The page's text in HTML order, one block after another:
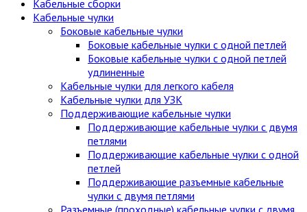
Кабельные сборки
Кабельные чулки
Боковые кабельные чулки
Боковые кабельные чулки с одной петлей
Боковые кабельные чулки с одной петлей
удлиненные
Кабельные чулки для легкого кабеля
Кабельные чулки для УЗК
Поддерживающие кабельные чулки
Поддерживающие кабельные чулки с двумя
петлями
Поддерживающие кабельные чулки с одной
петлей
Поддерживающие разъемные кабельные
чулки с двумя петлями
Разъемные (проходные) кабельные чулки с двумя